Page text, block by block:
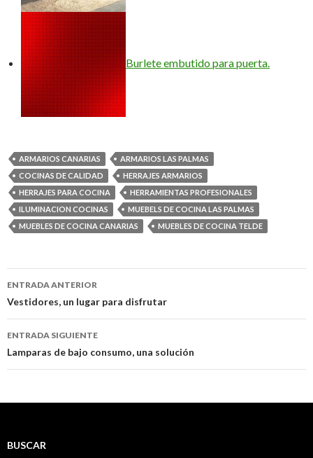
Burlete embutido para puerta.
ARMARIOS CANARIAS
ARMARIOS LAS PALMAS
COCINAS DE CALIDAD
HERRAJES ARMARIOS
HERRAJES PARA COCINA
HERRAMIENTAS PROFESIONALES
ILUMINACION COCINAS
MUEBELS DE COCINA LAS PALMAS
MUEBLES DE COCINA CANARIAS
MUEBLES DE COCINA TELDE
Ir a la entrada
ENTRADA ANTERIOR
Vestidores, un lugar para disfrutar
ENTRADA SIGUIENTE
Lamparas de bajo consumo, una solución
BUSCAR